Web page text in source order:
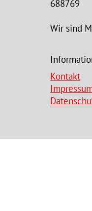
688769
Wir sind
Kontakt